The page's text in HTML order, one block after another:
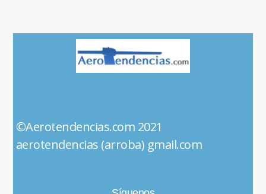
©Aerotendencias.com 2021
aerotendencias (arroba) gmail.com